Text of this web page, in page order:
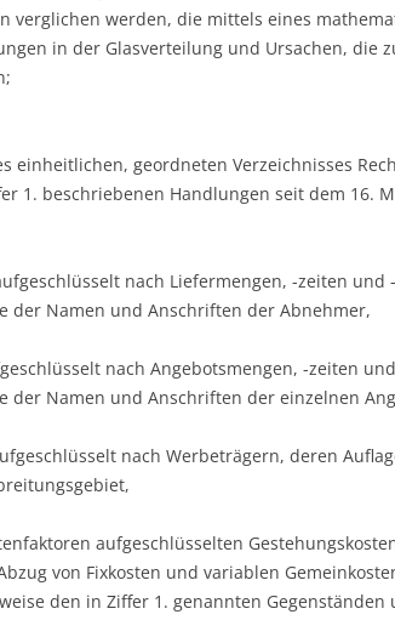
verglichen werden, die mittels eines
in der Glasverteilung und Ursachen, die
einheitlichen, geordneten Verzeichnisses
1. beschriebenen Handlungen seit dem 16.
nach Liefermengen, -zeiten und
der Namen und Anschriften der Abnehmer,
nach Angebotsmengen, -zeiten
der Namen und Anschriften der einzelnen
nach Werbeträgern, deren
aufgeschlüsselten
von Fixkosten und variablen
den in Ziffer 1. genannten